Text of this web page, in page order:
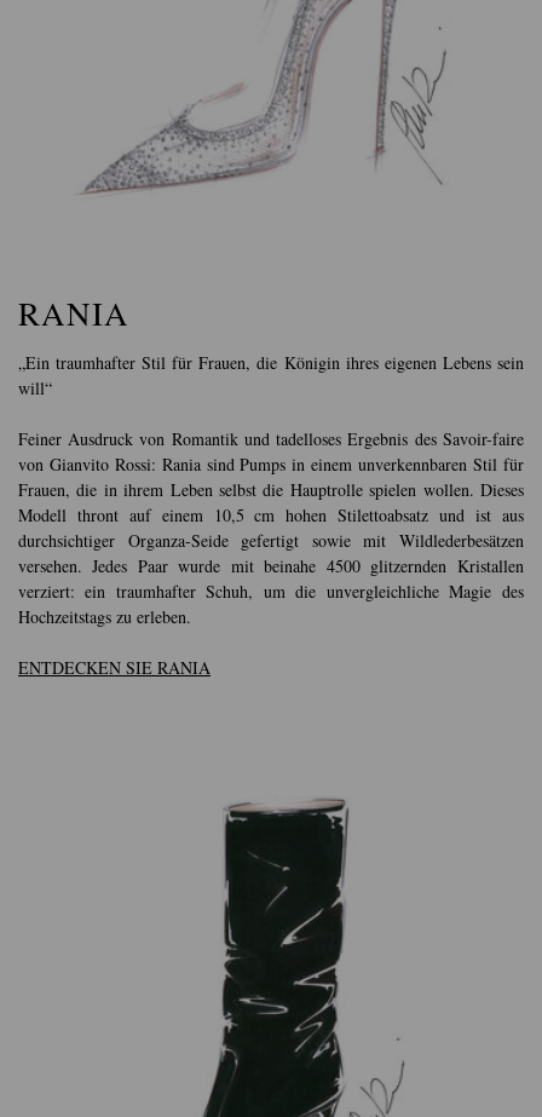
RANIA
„Ein traumhafter Stil für Frauen, die Königin ihres eigenen Lebens sein
will“
Feiner Ausdruck von Romantik und tadelloses Ergebnis des Savoir-faire
von Gianvito Rossi: Rania sind Pumps in einem unverkennbaren Stil für
Frauen, die in ihrem Leben selbst die Hauptrolle spielen wollen. Dieses
Modell thront auf einem 10,5 cm hohen Stilettoabsatz und ist aus
durchsichtiger Organza-Seide gefertigt sowie mit Wildlederbesätzen
versehen. Jedes Paar wurde mit beinahe 4500 glitzernden Kristallen
verziert: ein traumhafter Schuh, um die unvergleichliche Magie des
Hochzeitstags zu erleben.
ENTDECKEN SIE RANIA